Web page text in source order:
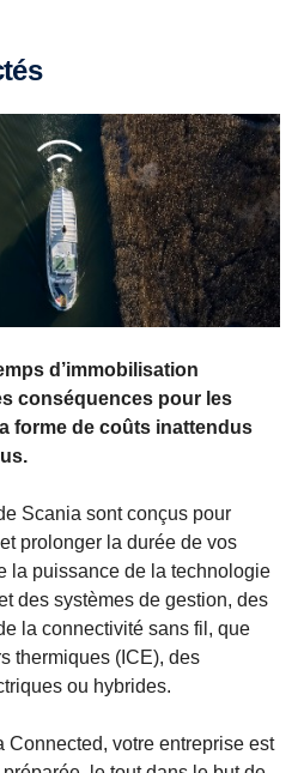
d’immobilisation
conséquences pour les
forme de coûts inattendus
Scania sont conçus pour
prolonger la durée de vos
la puissance de la technologie
des systèmes de gestion, des
la connectivité sans fil, que
thermiques (ICE), des
ou hybrides.
votre entreprise est